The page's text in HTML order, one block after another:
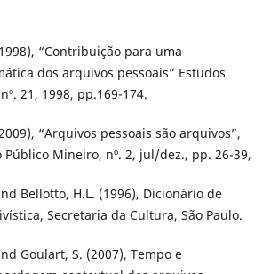
“Contribuição para uma
dos arquivos pessoais” Estudos
21, 1998, pp.169-174.
“Arquivos pessoais são arquivos”,
Público Mineiro, nº. 2, jul/dez., pp. 26-39,
Bellotto, H.L. (1996), Dicionário de
Secretaria da Cultura, São Paulo.
Goulart, S. (2007), Tempo e